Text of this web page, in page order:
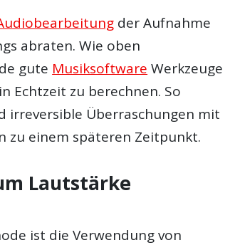
der Aufnahme
abraten. Wie oben
gute Musiksoftware Werkzeuge
Echtzeit zu berechnen. So
irreversible Überraschungen mit
zu einem späteren Zeitpunkt.
Lautstärke
ist die Verwendung von